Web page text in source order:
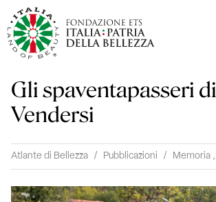
Gli spaventapasseri di
Vendersi
Atlante di Bellezza / Pubblicazioni / Memoria ,